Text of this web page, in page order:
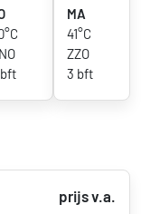
MA
41°C
ZZO
3 bft
prijs v.a.